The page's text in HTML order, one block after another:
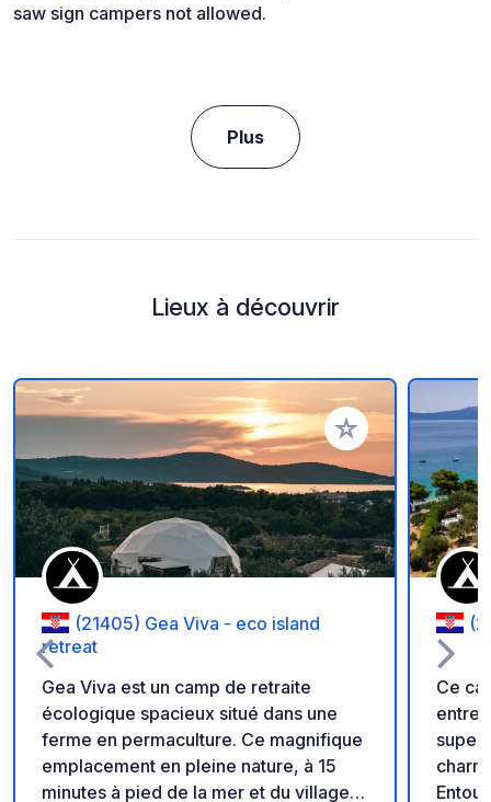
saw sign campers not allowed.
Plus
Lieux à découvrir
Ajouter à vos
(21405) Gea Viva - eco island
retreat
Gea Viva est un camp de retraite
écologique spacieux situé dans une
ferme en permaculture. Ce magnifique
emplacement en pleine nature, à 15
minutes à pied de la mer et du village
Ce